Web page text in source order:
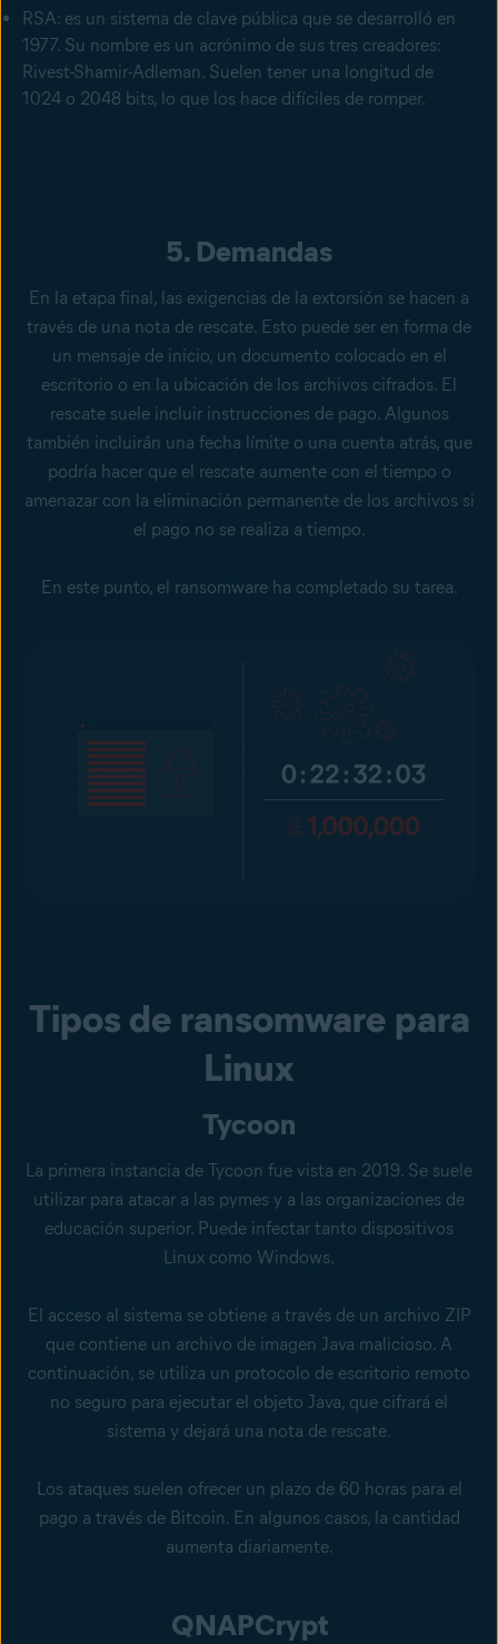
RSA: es un sistema de clave pública que se desarrolló en
1977. Su nombre es un acrónimo de sus tres creadores:
Rivest-Shamir-Adleman. Suelen tener una longitud de
1024 o 2048 bits, lo que los hace difíciles de romper.
5. Demandas
En la etapa final, las exigencias de la extorsión se hacen a
través de una nota de rescate. Esto puede ser en forma de
un mensaje de inicio, un documento colocado en el
escritorio o en la ubicación de los archivos cifrados. El
rescate suele incluir instrucciones de pago. Algunos
también incluirán una fecha límite o una cuenta atrás, que
podría hacer que el rescate aumente con el tiempo o
amenazar con la eliminación permanente de los archivos si
el pago no se realiza a tiempo.
En este punto, el ransomware ha completado su tarea.
Tipos de ransomware para
Linux
Tycoon
La primera instancia de Tycoon fue vista en 2019. Se suele
utilizar para atacar a las pymes y a las organizaciones de
educación superior. Puede infectar tanto dispositivos
Linux como Windows.
El acceso al sistema se obtiene a través de un archivo ZIP
que contiene un archivo de imagen Java malicioso. A
continuación, se utiliza un protocolo de escritorio remoto
no seguro para ejecutar el objeto Java, que cifrará el
sistema y dejará una nota de rescate.
Los ataques suelen ofrecer un plazo de 60 horas para el
pago a través de Bitcoin. En algunos casos, la cantidad
aumenta diariamente.
QNAPCrypt